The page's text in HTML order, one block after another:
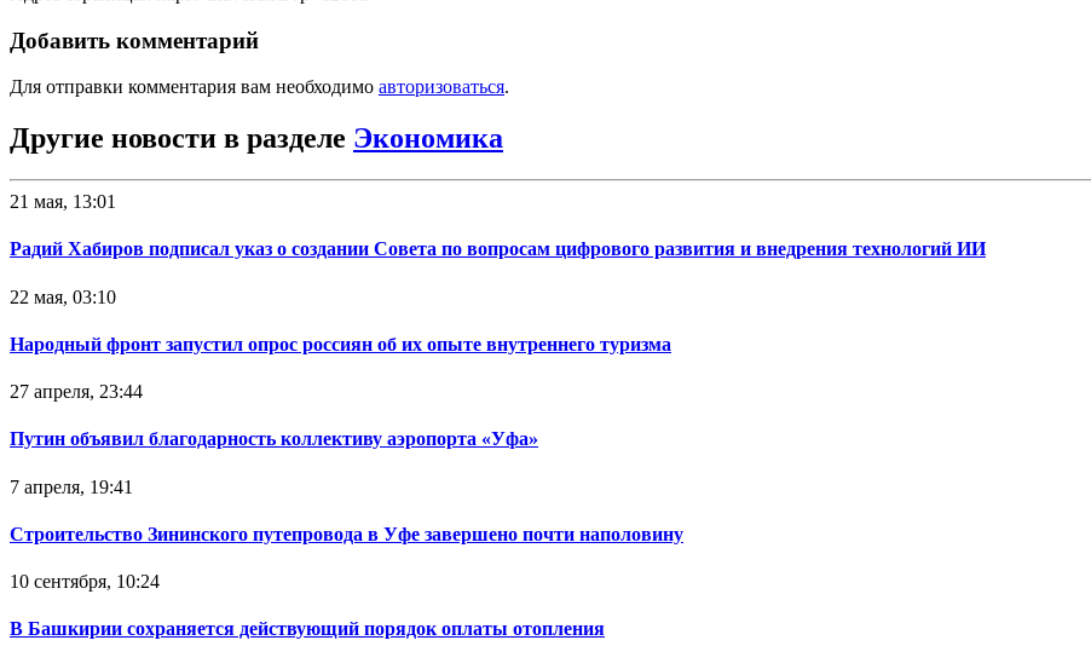
Добавить комментарий
Для отправки комментария вам необходимо авторизоваться.
Другие новости в разделе Экономика
21 мая, 13:01
Радий Хабиров подписал указ о создании Совета по вопросам цифрового развития и внедрения технологий ИИ
22 мая, 03:10
Народный фронт запустил опрос россиян об их опыте внутреннего туризма
27 апреля, 23:44
Путин объявил благодарность коллективу аэропорта «Уфа»
7 апреля, 19:41
Строительство Зининского путепровода в Уфе завершено почти наполовину
10 сентября, 10:24
В Башкирии сохраняется действующий порядок оплаты отопления